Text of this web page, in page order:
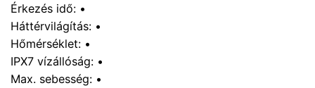
Érkezés idő: •
Háttérvilágítás: •
Hőmérséklet: •
IPX7 vízállóság: •
Max. sebesség: •